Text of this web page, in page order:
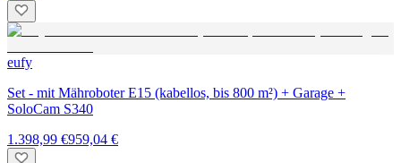
eufy
Set - mit Mähroboter E15 (kabellos, bis 800 m²) + Garage +
SoloCam S340
1.398,99 €959,04 €